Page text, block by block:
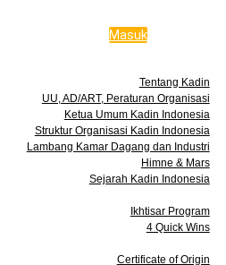
Masuk
Tentang Kadin
UU, AD/ART, Peraturan Organisasi
Ketua Umum Kadin Indonesia
Struktur Organisasi Kadin Indonesia
Lambang Kamar Dagang dan Industri
Himne & Mars
Sejarah Kadin Indonesia
Ikhtisar Program
4 Quick Wins
Certificate of Origin